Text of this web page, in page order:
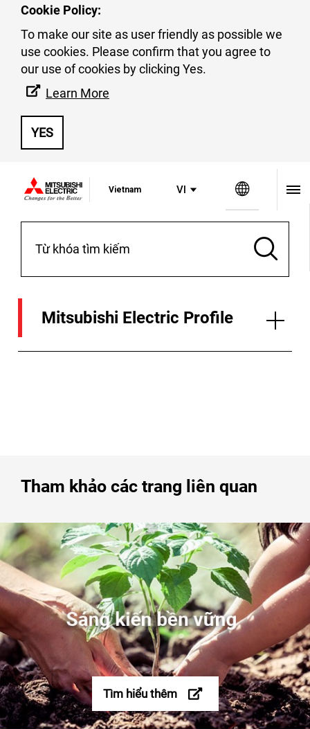
Cookie Policy:
To make our site as user friendly as possible we
use cookies. Please confirm that you agree to
our use of cookies by clicking Yes.
Learn More
YES
Vietnam VI
Mitsubishi Electric Profile
Tham khảo các trang liên quan
Tìm hiểu thêm